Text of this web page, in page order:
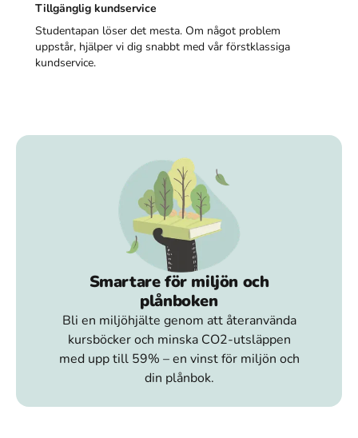
Tillgänglig kundservice
Studentapan löser det mesta. Om något problem
uppstår, hjälper vi dig snabbt med vår förstklassiga
kundservice.
Smartare för miljön och
plånboken
Bli en miljöhjälte genom att återanvända
kursböcker och minska CO2-utsläppen
med upp till 59% – en vinst för miljön och
din plånbok.